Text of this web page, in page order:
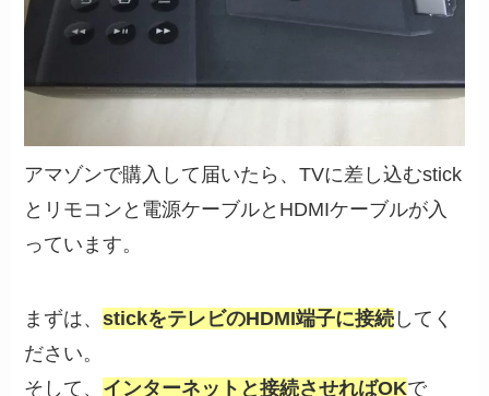
アマゾンで購入して届いたら、TVに差し込むstick
とリモコンと電源ケーブルとHDMIケーブルが入
っています。
まずは、stickをテレビのHDMI端子に接続 してく
ださい。
そして、 インターネットと接続させればOKで